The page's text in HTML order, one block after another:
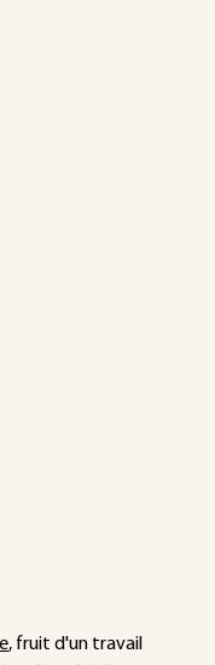
, fruit d'un travail